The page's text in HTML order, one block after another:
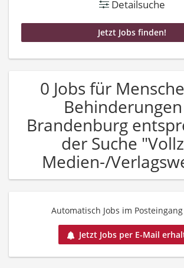
Detailsuche
0 Jobs für
Brandenburg
der Suche
Medien-/
Automatisch Jobs im
Jetzt Jobs per E-Mail